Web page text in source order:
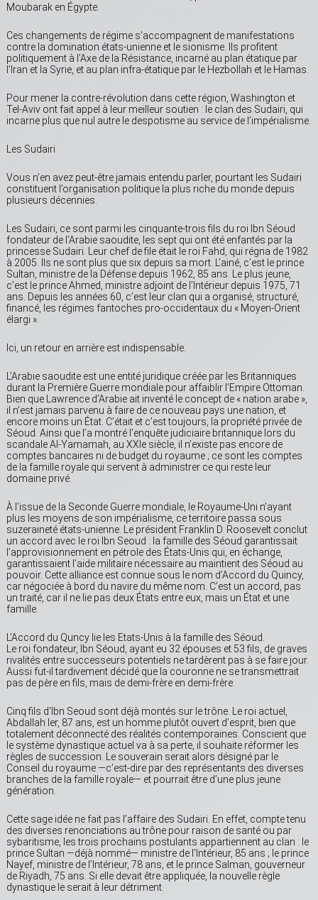
Moubarak en Égypte.
Ces changements de régime s’accompagnent de manifestations
contre la domination états-unienne et le sionisme. Ils profitent
politiquement à l’Axe de la Résistance, incarné au plan étatique par
l’Iran et la Syrie, et au plan infra-étatique par le Hezbollah et le Hamas.
Pour mener la contre-révolution dans cette région, Washington et
Tel-Aviv ont fait appel à leur meilleur soutien : le clan des Sudairi, qui
incarne plus que nul autre le despotisme au service de l’impérialisme.
Les Sudairi
Vous n’en avez peut-être jamais entendu parler, pourtant les Sudairi
constituent l’organisation politique la plus riche du monde depuis
plusieurs décennies.
Les Sudairi, ce sont parmi les cinquante-trois fils du roi Ibn Séoud
fondateur de l’Arabie saoudite, les sept qui ont été enfantés par la
princesse Sudairi. Leur chef de file était le roi Fahd, qui régna de 1982
à 2005. Ils ne sont plus que six depuis sa mort. L’ainé, c’est le prince
Sultan, ministre de la Défense depuis 1962, 85 ans. Le plus jeune,
c’est le prince Ahmed, ministre adjoint de l’Intérieur depuis 1975, 71
ans. Depuis les années 60, c’est leur clan qui a organisé, structuré,
financé, les régimes fantoches pro-occidentaux du « Moyen-Orient
élargi ».
Ici, un retour en arrière est indispensable.
L’Arabie saoudite est une entité juridique créée par les Britanniques
durant la Première Guerre mondiale pour affaiblir l’Empire Ottoman.
Bien que Lawrence d’Arabie ait inventé le concept de « nation arabe »,
il n’est jamais parvenu à faire de ce nouveau pays une nation, et
encore moins un État. C’était et c’est toujours, la propriété privée de
Séoud. Ainsi que l’a montré l’enquête judiciaire britannique lors du
scandale Al-Yamamah, au XXIe siècle, il n’existe pas encore de
comptes bancaires ni de budget du royaume ; ce sont les comptes
de la famille royale qui servent à administrer ce qui reste leur
domaine privé.
À l’issue de la Seconde Guerre mondiale, le Royaume-Uni n’ayant
plus les moyens de son impérialisme, ce territoire passa sous
suzeraineté états-unienne. Le président Franklin D. Roosevelt conclut
un accord avec le roi Ibn Seoud : la famille des Séoud garantissait
l’approvisionnement en pétrole des États-Unis qui, en échange,
garantissaient l’aide militaire nécessaire au maintient des Séoud au
pouvoir. Cette alliance est connue sous le nom d’Accord du Quincy,
car négociée à bord du navire du même nom. C’est un accord, pas
un traité, car il ne lie pas deux États entre eux, mais un État et une
famille.
L’Accord du Quncy lie les Etats-Unis à la famille des Séoud.
Le roi fondateur, Ibn Séoud, ayant eu 32 épouses et 53 fils, de graves
rivalités entre successeurs potentiels ne tardèrent pas à se faire jour.
Aussi fut-il tardivement décidé que la couronne ne se transmettrait
pas de père en fils, mais de demi-frère en demi-frère.
Cinq fils d’Ibn Seoud sont déjà montés sur le trône. Le roi actuel,
Abdallah Ier, 87 ans, est un homme plutôt ouvert d’esprit, bien que
totalement déconnecté des réalités contemporaines. Conscient que
le système dynastique actuel va à sa perte, il souhaite réformer les
règles de succession. Le souverain serait alors désigné par le
Conseil du royaume —c’est-dire par des représentants des diverses
branches de la famille royale— et pourrait être d’une plus jeune
génération.
Cette sage idée ne fait pas l’affaire des Sudairi. En effet, compte tenu
des diverses renonciations au trône pour raison de santé ou par
sybaritisme, les trois prochains postulants appartiennent au clan : le
prince Sultan —déjà nommé— ministre de l’Intérieur, 85 ans ; le prince
Nayef, ministre de l’Intérieur, 78 ans, et le prince Salman, gouverneur
de Riyadh, 75 ans. Si elle devait être appliquée, la nouvelle règle
dynastique le serait à leur détriment.